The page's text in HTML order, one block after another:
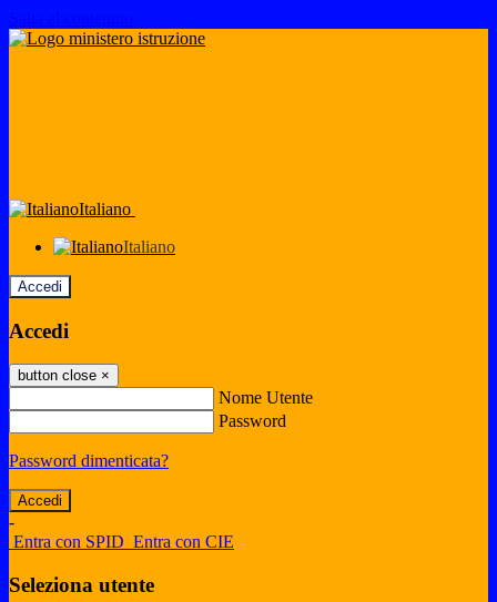
Italiano
Italiano
Accedi
Accedi
button close ×
Nome Utente
Password
Password dimenticata?
-
Entra con SPID Entra con CIE
Seleziona utente